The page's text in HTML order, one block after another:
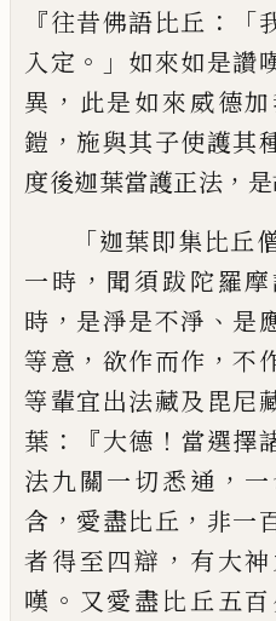
『往昔佛語比丘 ：「
入定 。」 如來如是讚
異 ， 此是如來威德加
鎧 ， 施與其子使護其
度後迦葉當護正法 ，
「迦葉即集比丘
一時 ， 聞須跋陀羅
時 ， 是淨是不淨 、 是
等意 ， 欲作而作 ，不
等輩宜出法藏及毘尼
葉 ：『大德 ！ 當選擇
法九關一切悉通 ，
含 ，愛盡比丘 ， 非一
者得至四辯 ， 有大
嘆 。 又愛盡比丘五